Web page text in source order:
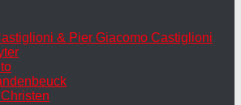
& Pier Giacomo Castiglioni